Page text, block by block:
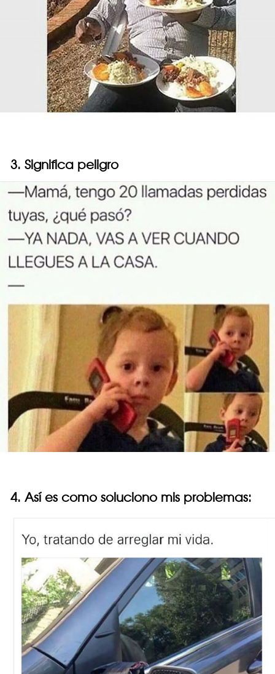
3. Significa peligro
4. Así es como soluciono mis problemas: